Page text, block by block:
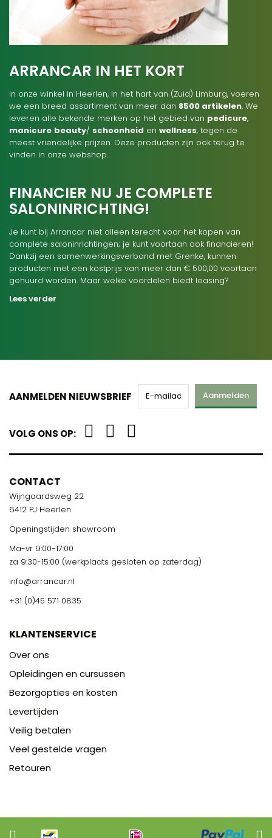
ARRANCAR IN HET KORT
In onze winkel in Heerlen, in het hart van (Zuid) Limburg, voeren
we een breed assortiment van meer dan 8500 artikelen. We
leveren alle bekende merken op het gebied van pedicure,
manicure beauty/ schoonheid en wellness, tegen de
meest vriendelijke prijzen. Deze producten zijn ook terug te
vinden in onze webshop.
FINANCIER NU JE COMPLETE
SALONINRICHTING!
Je kunt bij Arrancar niet alleen terecht voor het kopen van
complete saloninrichtingen; je kunt voortaan ook financieren!
Dankzij een samenwerkingsverband met Grenke, kunnen
producten met een kostprijs van meer dan € 500,00 voortaan
gehuurd worden. Maar welke voordelen biedt leasing?
Lees verder
AANMELDEN NIEUWSBRIEF Aanmelden
VOLG ONS OP:
CONTACT
Wijngaardsweg 22
6412 PJ Heerlen
Openingstijden showroom
Ma-vr 9:00-17:00
za 9:30-15:00 (werkplaats gesloten op zaterdag)
info@arrancar.nl
+31 (0)45 571 0835
KLANTENSERVICE
Over ons
Opleidingen en cursussen
Bezorgopties en kosten
Levertijden
Veilig betalen
Veel gestelde vragen
Retouren